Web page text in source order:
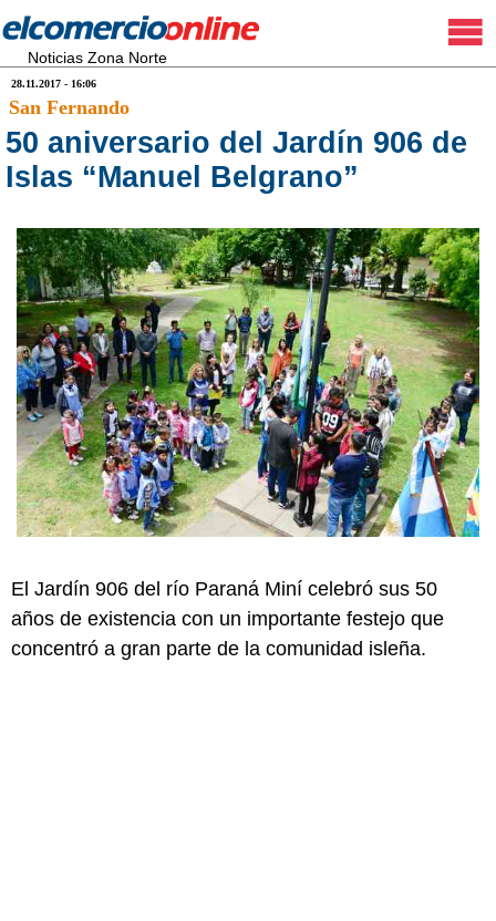
Noticias Zona Norte
28.11.2017 - 16:06
San Fernando
50 aniversario del Jardín 906 de
Islas “Manuel Belgrano”
El Jardín 906 del río Paraná Miní celebró sus 50
años de existencia con un importante festejo que
concentró a gran parte de la comunidad isleña.